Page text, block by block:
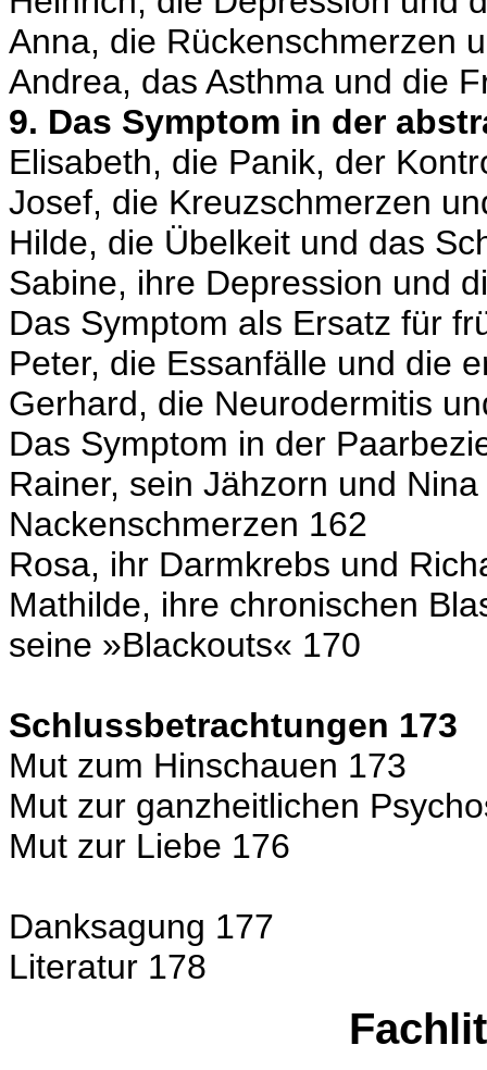
Anna, die Rückenschmerzen
Andrea, das Asthma und die
9. Das Symptom in der
Elisabeth, die Panik, der
Josef, die Kreuzschmerzen
Hilde, die Übelkeit und das
Sabine, ihre Depression und
Das Symptom als Ersatz für
Peter, die Essanfälle und die
Gerhard, die Neurodermitis
Das Symptom in der
Rainer, sein Jähzorn und
Nackenschmerzen 162
Rosa, ihr Darmkrebs und
Mathilde, ihre chronischen
seine »Blackouts« 170
Schlussbetrachtungen 173
Mut zum Hinschauen 173
Mut zur ganzheitlichen
Mut zur Liebe 176
Danksagung 177
Literatur 178